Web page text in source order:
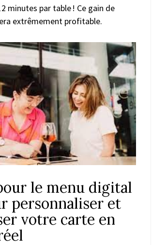
minutes par table ! Ce gain de
extrêmement profitable.
le menu digital
personnaliser et
votre carte en